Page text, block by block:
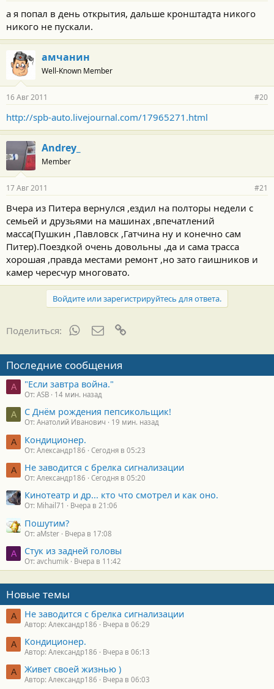
а я попал в день открытия, дальше кронштадта никого
никого не пускали.
амчанин
Well-Known Member
16 Авг 2011 #20
http://spb-auto.livejournal.com/17965271.html
Andrey_
Member
17 Авг 2011 #21
Вчера из Питера вернулся ,ездил на полторы недели с
семьей и друзьями на машинах ,впечатлений
масса(Пушкин ,Павловск ,Гатчина ну и конечно сам
Питер).Поездкой очень довольны ,да и сама трасса
хорошая ,правда местами ремонт ,но зато гаишников и
камер чересчур многовато.
Войдите или зарегистрируйтесь для ответа.
Поделиться: WhatsAppЭлектронная почта
Последние сообщения
A "Если завтра война."
От: ASB 14 мин. назад
А С Днём рождения пепсикольщик!
От: Анатолий Иванович 19 мин. назад
А Кондиционер.
От: Александр186 Сегодня в 05:23
А Не заводится с брелка сигнализации
От: Александр186 Сегодня в 05:20
Кинотеатр и др... кто что смотрел и как оно.
От: Mihail71 Вчера в 21:06
Пошутим?
От: aMster Вчера в 17:08
A Стук из задней головы
От: avchumik Вчера в 11:42
Новые темы
А Не заводится с брелка сигнализации
Автор: Александр186 Вчера в 06:29
А Кондиционер.
Автор: Александр186 Вчера в 06:13
А Живет своей жизнью )
Автор: Александр186 Вчера в 06:03